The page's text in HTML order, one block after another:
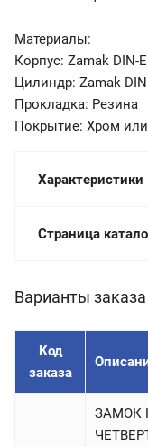
Материалы:
Корпус: Zamak DIN-
Цилиндр: Zamak
Прокладка: Резина
Покрытие: Хром
Характеристики
Страница
Варианты заказа
Код
заказа
ЗАМОК